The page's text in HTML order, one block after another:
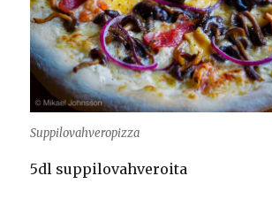
Suppilovahveropizza
5dl suppilovahveroita